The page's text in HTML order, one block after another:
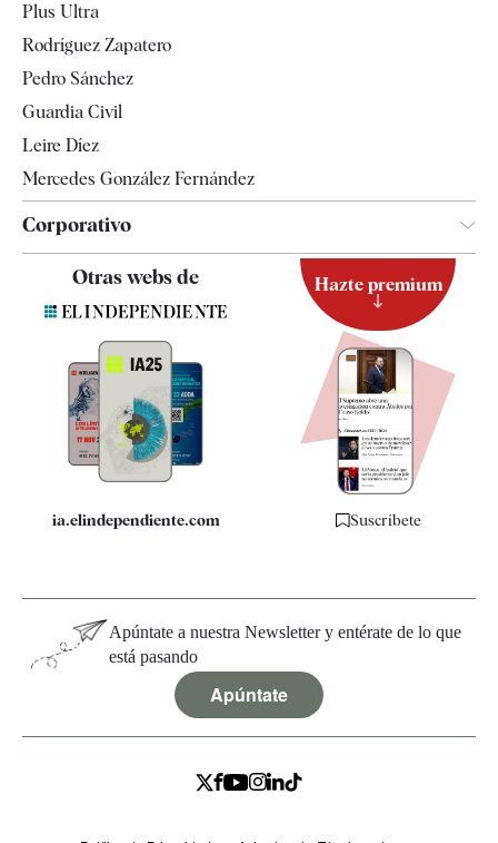
Televisión
Plus Ultra
Rodríguez Zapatero
Pedro Sánchez
Guardia Civil
Leire Díez
Mercedes González Fernández
Corporativo
Contacto
Quiénes somos
Especificaciones
Otras webs de
ia.elindependiente.com
Hazte premium
Suscríbete
Apúntate a nuestra Newsletter y entérate de lo que
está pasando
Apúntate